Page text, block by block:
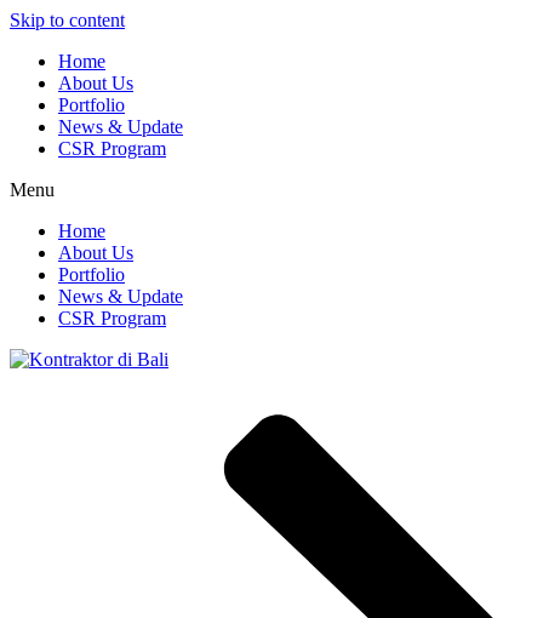
Skip to content
Home
About Us
Portfolio
News & Update
CSR Program
Menu
Home
About Us
Portfolio
News & Update
CSR Program